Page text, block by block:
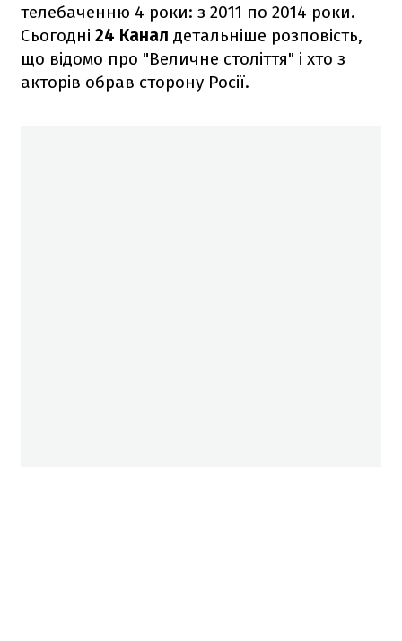
телебаченню 4 роки: з 2011 по 2014 роки.
Сьогодні 24 Канал детальніше розповість,
що відомо про "Величне століття" і хто з
акторів обрав сторону Росії.